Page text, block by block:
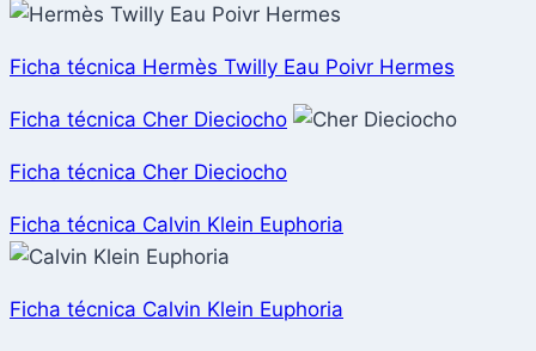
Ficha técnica Hermès Twilly Eau Poivr Hermes
Ficha técnica Cher Dieciocho
Ficha técnica Cher Dieciocho
Ficha técnica Calvin Klein Euphoria
Ficha técnica Calvin Klein Euphoria